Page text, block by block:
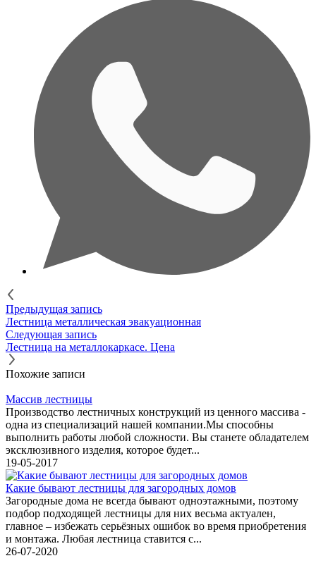
Предыдущая запись
Лестница металлическая эвакуационная
Следующая запись
Лестница на металлокаркасе. Цена
Похожие записи
Массив лестницы
Производство лестничных конструкций из ценного массива -
одна из специализаций нашей компании.Мы способны
выполнить работы любой сложности. Вы станете обладателем
эксклюзивного изделия, которое будет...
19-05-2017
Какие бывают лестницы для загородных домов
Загородные дома не всегда бывают одноэтажными, поэтому
подбор подходящей лестницы для них весьма актуален,
главное – избежать серьёзных ошибок во время приобретения
и монтажа. Любая лестница ставится с...
26-07-2020